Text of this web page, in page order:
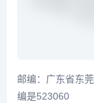
邮编：广东省东
编是523060